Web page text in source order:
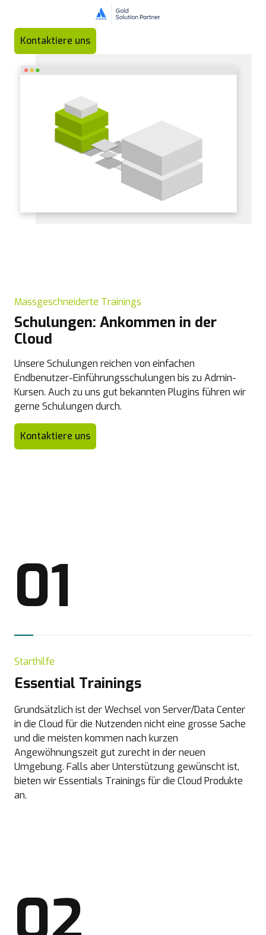
Kontaktiere uns
Massgeschneiderte Trainings
Schulungen: Ankommen in der
Cloud
Unsere Schulungen reichen von einfachen
Endbenutzer-Einführungsschulungen bis zu Admin-
Kursen. Auch zu uns gut bekannten Plugins führen wir
gerne Schulungen durch.
Kontaktiere uns
01
Starthilfe
Essential Trainings
Grundsätzlich ist der Wechsel von Server/Data Center
in die Cloud für die Nutzenden nicht eine grosse Sache
und die meisten kommen nach kurzen
Angewöhnungszeit gut zurecht in der neuen
Umgebung. Falls aber Unterstützung gewünscht ist,
bieten wir Essentials Trainings für die Cloud Produkte
an.